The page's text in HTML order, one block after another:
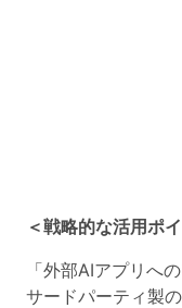
＜戦略的な活用ポ
「外部AIアプリへ
サードパーティ製